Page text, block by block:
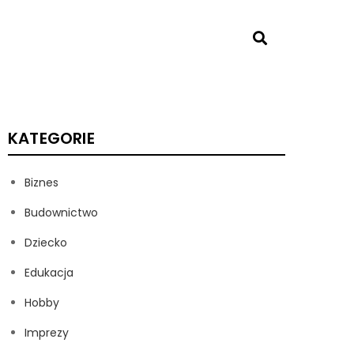
KATEGORIE
Biznes
Budownictwo
Dziecko
Edukacja
Hobby
Imprezy